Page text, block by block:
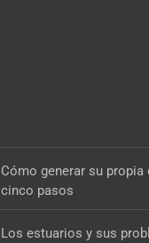
Cómo generar su
cinco pasos
Los estuarios y sus